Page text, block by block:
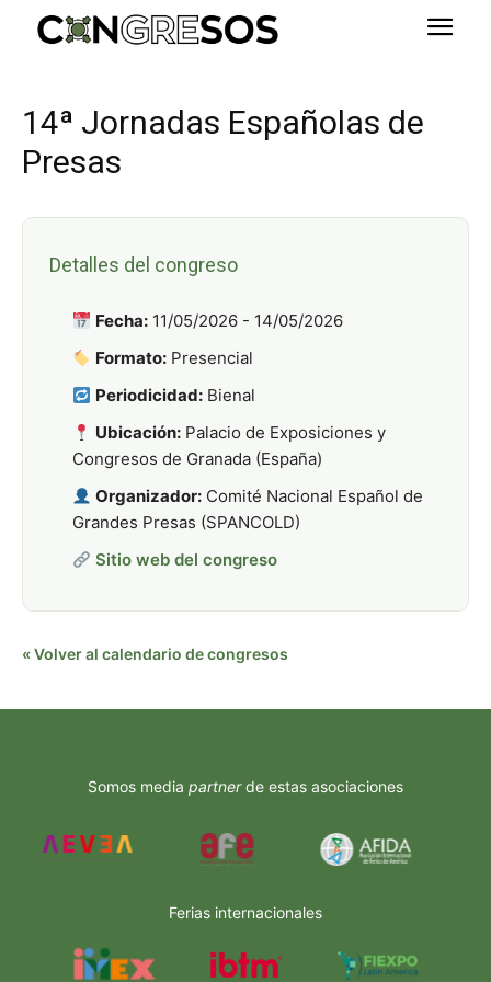
14ª Jornadas Españolas de
Presas
Detalles del congreso
Fecha: 11/05/2026 - 14/05/2026
Formato: Presencial
Periodicidad: Bienal
Ubicación: Palacio de Exposiciones y
Congresos de Granada (España)
Organizador: Comité Nacional Español de
Grandes Presas (SPANCOLD)
Sitio web del congreso
« Volver al calendario de congresos
Somos media partnerde estas asociaciones
Ferias internacionales